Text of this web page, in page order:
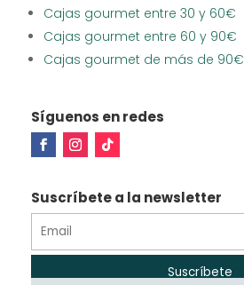
Cajas gourmet entre 30 y 60€
Cajas gourmet entre 60 y 90€
Cajas gourmet de más de 90€
Síguenos en redes
Suscríbete a la newsletter